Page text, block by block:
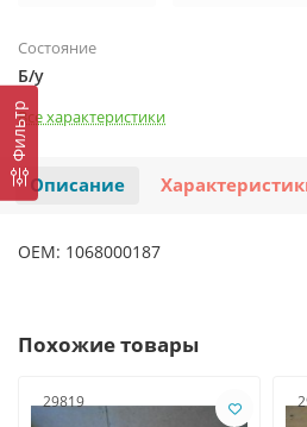
Фильтр
Состояние
Б/у
Все характеристики
Описание
OEM: 1068000187
Похожие товары
29819